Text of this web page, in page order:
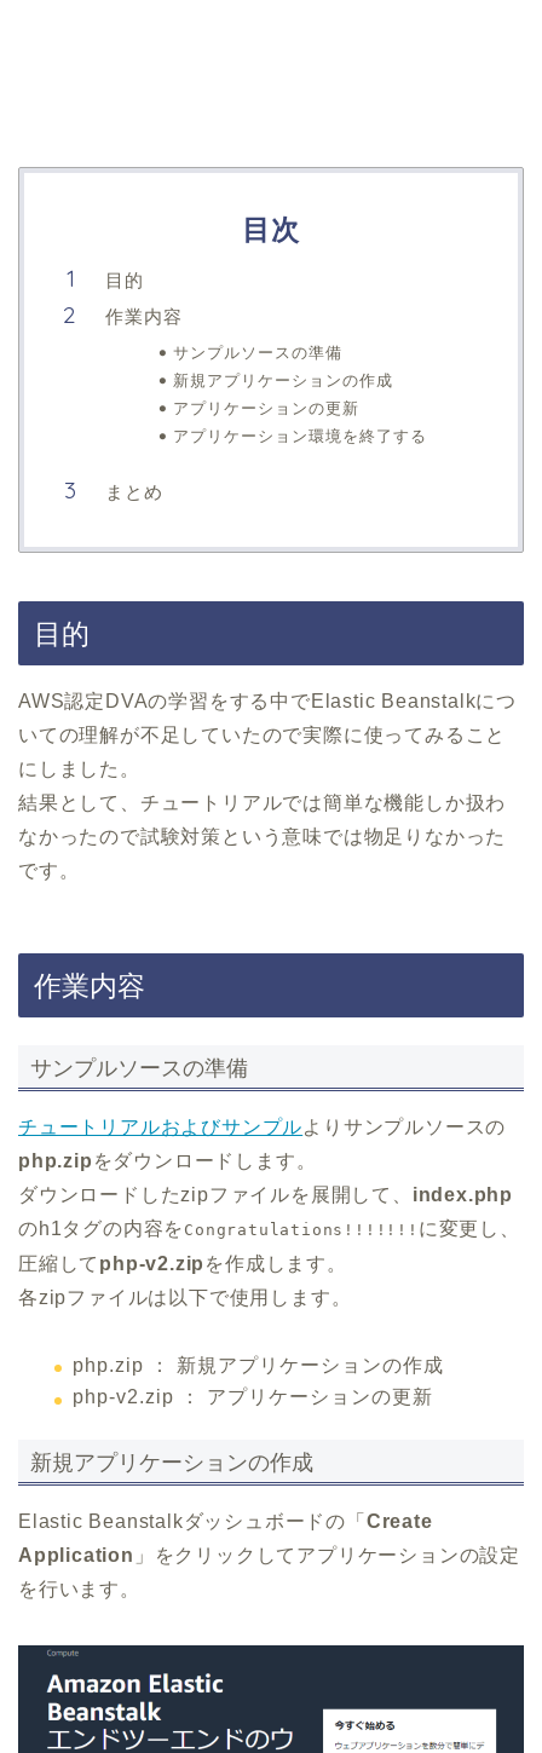
目次
目的
作業内容
サンプルソースの準備
新規アプリケーションの作成
アプリケーションの更新
アプリケーション環境を終了する
まとめ
目的
AWS認定DVAの学習をする中でElastic Beanstalkにつ
いての理解が不足していたので実際に使ってみること
にしました。
結果として、チュートリアルでは簡単な機能しか扱わ
なかったので試験対策という意味では物足りなかった
です。
作業内容
サンプルソースの準備
チュートリアルおよびサンプルよりサンプルソースの
php.zip をダウンロードします。
ダウンロードしたzipファイルを展開して、 index.php
のh1タグの内容を Congratulations!!!!!!! に変更し、
圧縮して php-v2.zip を作成します。
各zipファイルは以下で使用します。
php.zip ： 新規アプリケーションの作成
php-v2.zip ： アプリケーションの更新
新規アプリケーションの作成
Elastic Beanstalkダッシュボードの「 Create
Application 」をクリックしてアプリケーションの設定
を行います。